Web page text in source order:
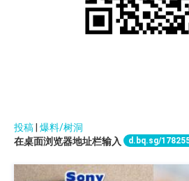
投稿 爆料/树洞
在桌面浏览器地址栏输入
d.bq.sg/